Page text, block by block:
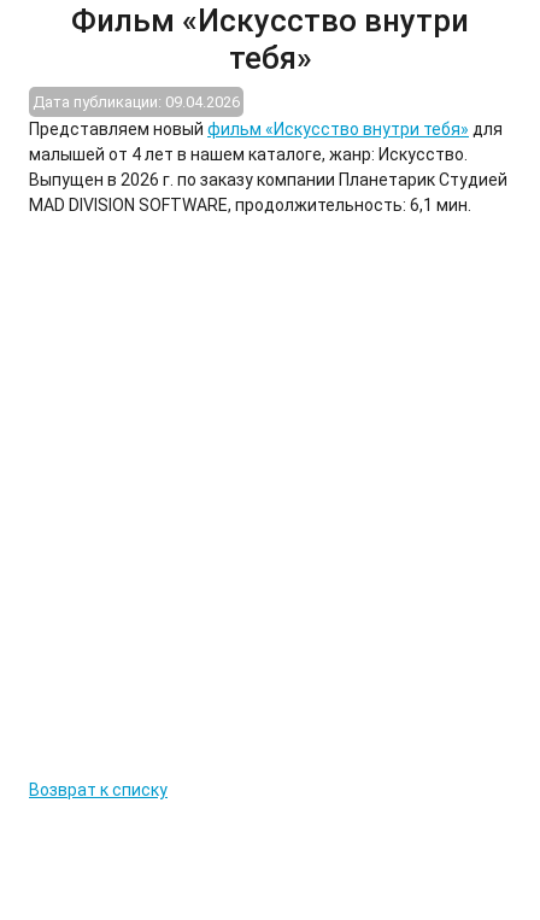
Фильм «Искусство внутри
тебя»
Дата публикации: 09.04.2026
Представляем новый фильм «Искусство внутри тебя» для
малышей от 4 лет в нашем каталоге, жанр: Искусство.
Выпущен в 2026 г. по заказу компании Планетарик Студией
MAD DIVISION SOFTWARE, продолжительность: 6,1 мин.
Возврат к списку